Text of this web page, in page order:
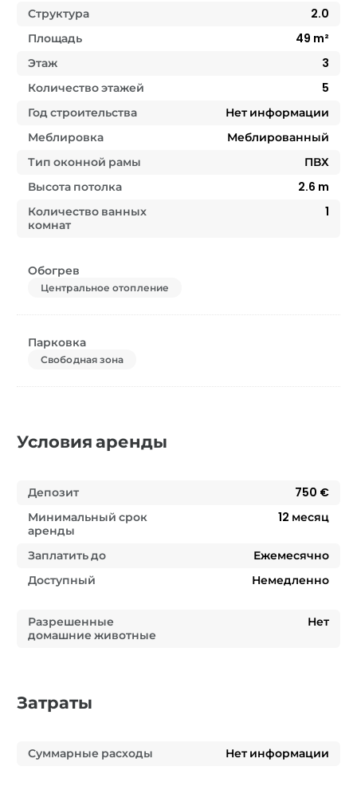
Структура
2.0
Площадь
49 m²
Этаж
3
Количество этажей
5
Год строительства
Нет информации
Меблировка
Меблированный
Тип оконной рамы
ПВХ
Высота потолка
2.6 m
Количество ванных
комнат
1
Обогрев
Центральное отопление
Парковка
Свободная зона
Условия аренды
Депозит
750 €
Минимальный срок
аренды
12 месяц
Заплатить до
Ежемесячно
Доступный
Немедленно
Разрешенные
домашние животные
Нет
Затраты
Суммарные расходы Нет информации